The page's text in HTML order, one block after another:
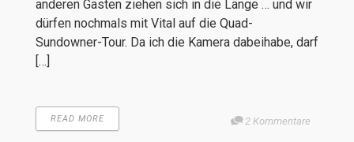
anderen Gästen ziehen sich in die Länge … und wir
dürfen nochmals mit Vital auf die Quad-
Sundowner-Tour. Da ich die Kamera dabeihabe, darf
[…]
READ MORE 2 Kommentare